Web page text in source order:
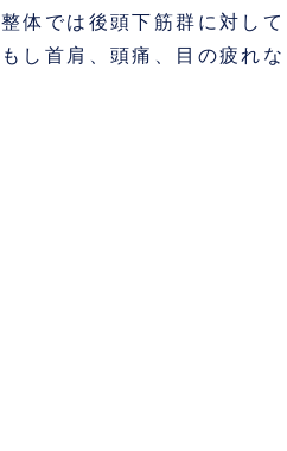
整体では後頭下筋群に対し
もし首肩、頭痛、目の疲れ